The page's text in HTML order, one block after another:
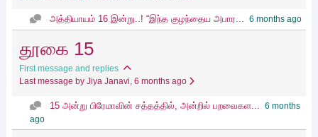
அத்தியாயம் 16 இன்று..! “இந்த குழந்தைய அபார... 6 months ago
தூகை 15
First message and replies
Last message by Jiya Janavi, 6 months ago
15 அன்று பிரேமாவின் சத்தத்தில், அன்றில் பறவைகள... 6 months
ago